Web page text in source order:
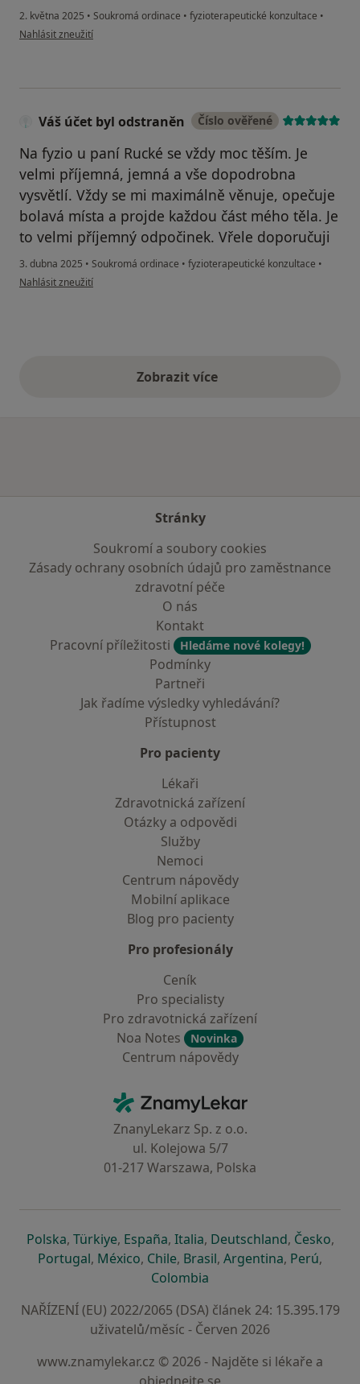
2. května 2025 • Soukromá ordinace • fyzioterapeutické konzultace •
podle názoru uživatele Kateřina
Nahlásit zneužití
Váš účet byl odstraněn Číslo ověřené
Na fyzio u paní Rucké se vždy moc těším. Je
velmi příjemná, jemná a vše dopodrobna
vysvětlí. Vždy se mi maximálně věnuje, opečuje
bolavá místa a projde každou část mého těla. Je
to velmi příjemný odpočinek. Vřele doporučuji
3. dubna 2025 • Soukromá ordinace • fyzioterapeutické konzultace •
podle názoru uživatele Váš účet byl odstraněn
Nahlásit zneužití
Zobrazit vícevýše uvedené názory
Stránky
Soukromí a soubory cookies
Zásady ochrany osobních údajů pro zaměstnance
zdravotní péče
O nás
Kontakt
Pracovní příležitosti
Hledáme nové kolegy!
Podmínky
Partneři
Jak řadíme výsledky vyhledávání?
Přístupnost
Pro pacienty
Lékaři
Zdravotnická zařízení
Otázky a odpovědi
Služby
Nemoci
Centrum nápovědy
Mobilní aplikace
Blog pro pacienty
Pro profesionály
Ceník
Pro specialisty
Pro zdravotnická zařízení
Noa Notes
Novinka
Centrum nápovědy
ZnamyLekar - Hlavní stránka
ZnanyLekarz Sp. z o.o.
ul. Kolejowa 5/7
01-217 Warszawa, Polska
Polskase otevře v nové záložce
, Türkiyese otevře v nové záložce
, Españase otevře v nové záložce
, Italiase otevře v nové záložce
, Deutschlandse otevře v
, Českose
,
Portugalse otevře v nové záložce
, Méxicose otevře v nové záložce
, Chilese otevře v nové záložce
, Brasilse otevře v nové
, Argentinase otevře v
, Perúse
,
Colombia
NAŘÍZENÍ (EU) 2022/2065 (DSA) článek 24: 15.395.179
uživatelů/měsíc - Červen 2026
www.znamylekar.cz © 2026 - Najděte si lékaře a